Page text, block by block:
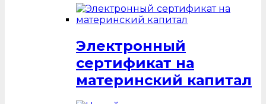
Электронный
сертификат на
материнский капитал